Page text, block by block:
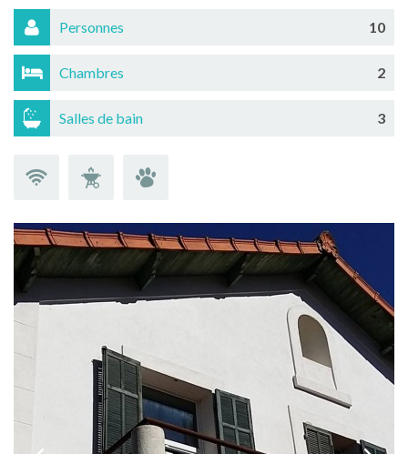
Personnes 10
Chambres 2
Salles de bain 3